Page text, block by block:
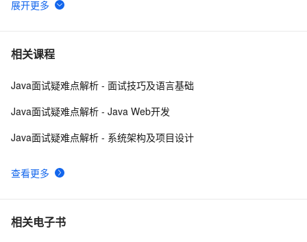
6
机器学习面试笔试知识点-贝叶斯网络(Bayesian
7 10年Java面试总结：Java程序员面试必备的面试技巧
8 给面试官上一课：HTTPS是先进行TCP三次握手，再进
们，让你的网页设计秒变高大上，面试难题迎刃而解！
相关课程
查看更多
Java面试疑难点解析 - 面试技巧及语言基础
Java面试疑难点解析 - Java Web开发
Java面试疑难点解析 - 系统架构及项目设计
相关电子书